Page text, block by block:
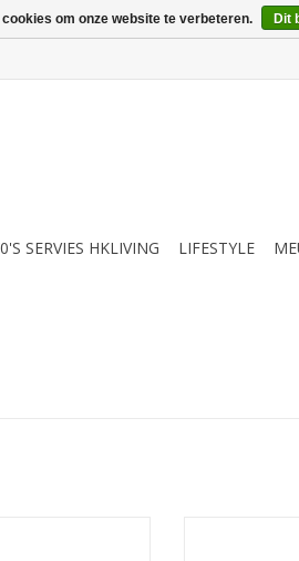
SERVIES HKLIVING LIFESTYLE
om onze website te verbeteren. Dit